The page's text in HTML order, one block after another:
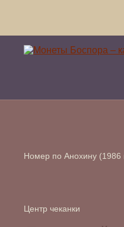
Номер по Анохину (1986
Центр чеканки